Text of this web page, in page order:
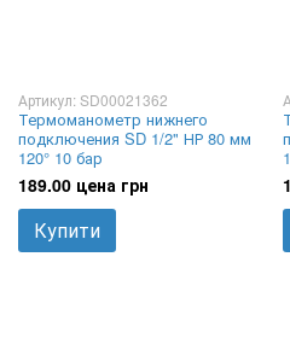
Артикул: SD00021362
Термоманометр нижнего
подключения SD 1/2" НР 80 мм
120° 10 бар
189.00 цена грн
Купити